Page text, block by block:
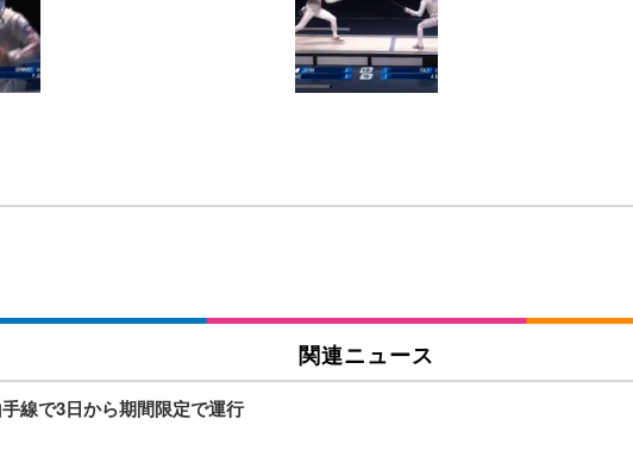
い テレワーク チェア 強化バックレスト 30度ロッキング機能 人間工学 椅子 腰サポート
/勉強/事務用 おしゃれ パソコンチェア (ブラック)
/勉強/事務用 おしゃれ パソコンチェア (ホワイト)
充電フック付き（CFI-ZDM1J）
モニター フルHD（1920×1080）VA 非光沢 HDMI/DisplayPort/VGA スピーカー内蔵 高
枚入り 単品
限定】 Smart Basic アイリスオーヤマ ペットシーツ 超厚型 お徳用 ワイド 100枚
関連ニュース
線で3日から期間限定で運行